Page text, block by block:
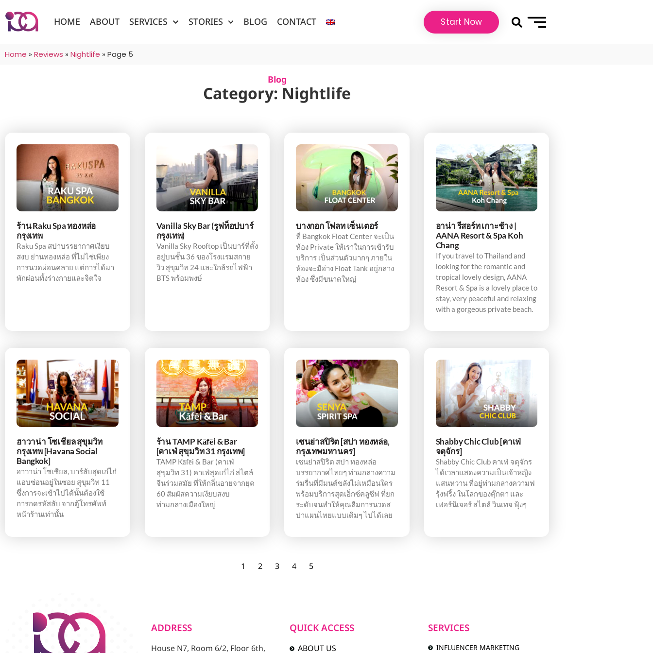
HOME ABOUT SERVICES STORIES BLOG CONTACT Start Now
Home » Reviews » Nightlife » Page 5
Blog
Category: Nightlife
ร้าน Raku Spa ทองหล่อ
กรุงเทพ
Raku Spa สปาบรรยากาศเงียบ
สงบ ย่านทองหล่อ ที่ไม่ไช่เพียง
การนวดผ่อนคลาย แต่การได้มา
พักผ่อนทั้งร่างกายและจิตใจ
Vanilla Sky Bar (รูฟท็อปบาร์
กรุงเทพ)
Vanilla Sky Rooftop เป็นบาร์ที่ตั้ง
อยู่บนชั้น 36 ของโรงแรมสกาย
วิว สุขุมวิท 24 และใกล้รถไฟฟ้า
BTS พร้อมพงษ์
บางกอก โฟลท เซ็นเตอร์
ที่ Bangkok Float Center จะเป็น
ห้อง Private ให้เราในการเข้ารับ
บริการ เป็นส่วนตัวมากๆ ภายใน
ห้องจะมีอ่าง Float Tank อยู่กลาง
ห้อง ซึ่งมีขนาดใหญ่
อาน่า รีสอร์ท เกาะช้าง |
AANA Resort & Spa Koh
Chang
If you travel to Thailand and
looking for the romantic and
tropical lovely design, AANA
Resort & Spa is a lovely place to
stay, very peaceful and relaxing
with a gorgeous private beach.
ฮาวาน่า โซเชียล สุขุมวิท
กรุงเทพ [Havana Social
Bangkok]
ฮาวาน่า โซเชียล, บาร์ลับสุดเก๋ไก๋
แอบซ่อนอยู่ในซอย สุขุมวิท 11
ซึ่งการจะเข้าไปได้นั้นต้องใช้
การกดรหัสลับ จากตู้โทรศัพท์
หน้าร้านเท่านั้น
ร้าน TAMP Kāfēi & Bar
[คาเฟ่ สุขุมวิท 31 กรุงเทพ]
TAMP Kāfēi & Bar (คาเฟ่
สุขุมวิท 31) คาเฟ่สุดเก๋ไก๋ สไตล์
จีนร่วมสมัย ที่ให้กลิ่นอายจากยุค
60 สัมผัสความเงียบสงบ
ท่ามกลางเมืองใหญ่
เซนย่าสปิริต [สปา ทองหล่อ,
กรุงเทพมหานคร]
เซนย่าสปิริต สปา ทองหล่อ
บรรยากาศไทยๆ ท่ามกลางความ
ร่มรื่นที่มีมนต์ขลังไม่เหมือนใคร
พร้อมบริการสุดเอ็กซ์คลูซีฟ ที่ยก
ระดับจนทำให้คุณลืมการนวดส
ปาแผนไทยแบบเดิมๆ ไปได้เลย
Shabby Chic Club [คาเฟ่
จตุจักร]
Shabby Chic Club คาเฟ่ จตุจักร
ได้เวลาแสดงความเป็นเจ้าหญิง
แสนหวาน ที่อยู่ท่ามกลางความฟ
รุ้งฟริ้ง ในโลกของตุ๊กตา และ
เฟอร์นิเจอร์ สไตล์ วินเทจ ฟุ้งๆ
1 2 3 4 5
ADDRESS
House N7, Room 6/2, Floor 6th,
QUICK ACCESS
ABOUT US
SERVICES
INFLUENCER MARKETING